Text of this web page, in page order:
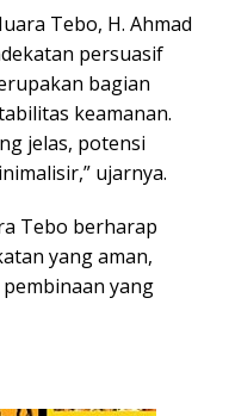
Tebo, H. Ahmad
persuasif
bagian
keamanan.
jelas, potensi
ujarnya.
Tebo berharap
yang aman,
yang